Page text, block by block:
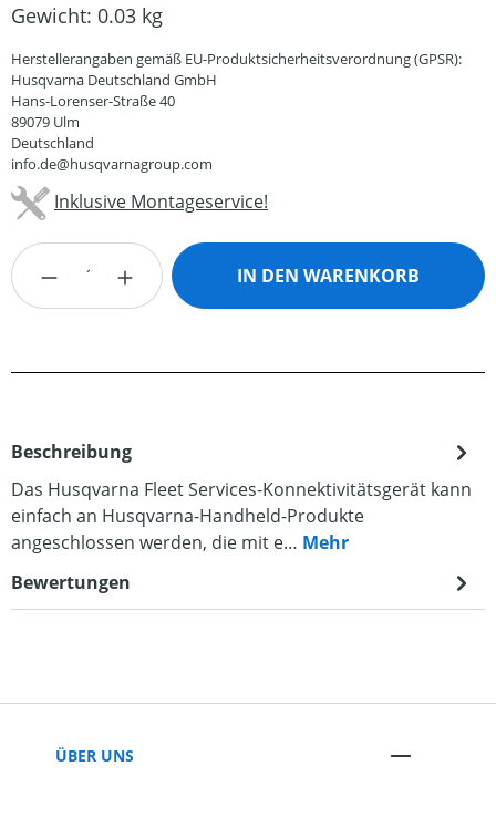
Gewicht: 0.03 kg
Herstellerangaben gemäß EU-Produktsicherheitsverordnung (GPSR):
Husqvarna Deutschland GmbH
Hans-Lorenser-Straße 40
89079 Ulm
Deutschland
info.de@husqvarnagroup.com
Inklusive Montageservice!
Produkt Anzahl: Gib den gewünschten
IN DEN WARENKORB
Beschreibung
Das Husqvarna Fleet Services-Konnektivitätsgerät kann
einfach an Husqvarna-Handheld-Produkte
angeschlossen werden, die mit e… Mehr
Bewertungen
ÜBER UNS